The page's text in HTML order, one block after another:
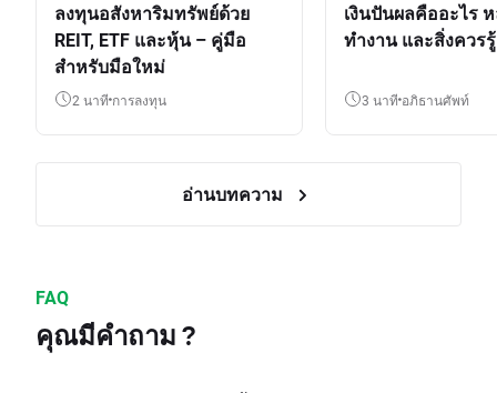
ลงทุนอสังหาริมทรัพย์ด้วย
REIT, ETF และหุ้น – คู่มือ
สำหรับมือใหม่
2 นาที การลงทุน
เงินปันผลคืออะไร
ทำงาน และสิ่งควรรู้
3 นาที อภิธานศัพท์
อ่านบทความ
FAQ
คุณมีคำถาม ?